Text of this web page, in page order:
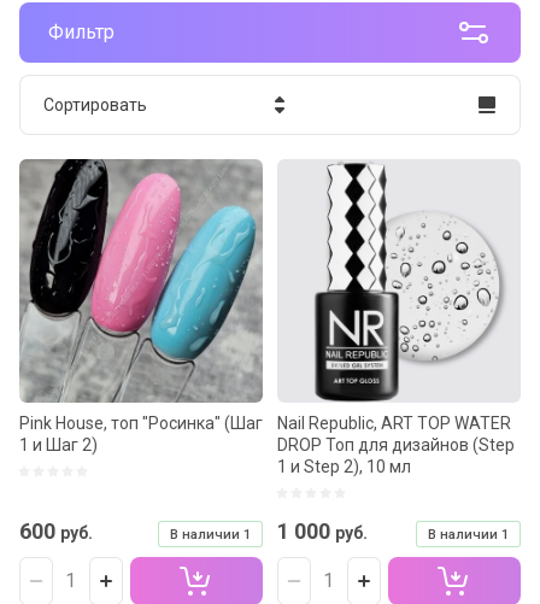
Фильтр
Сортировать
Цена - возрастание
Название - Я-А
Название - А-Я
Pink House, топ "Росинка" (Шаг
1 и Шаг 2)
В наличии 1
600 руб.
Nail Republic, ART TOP WATER
DROP Топ для дизайнов (Step
1 и Step 2), 10 мл
В наличии 1
1 000 руб.